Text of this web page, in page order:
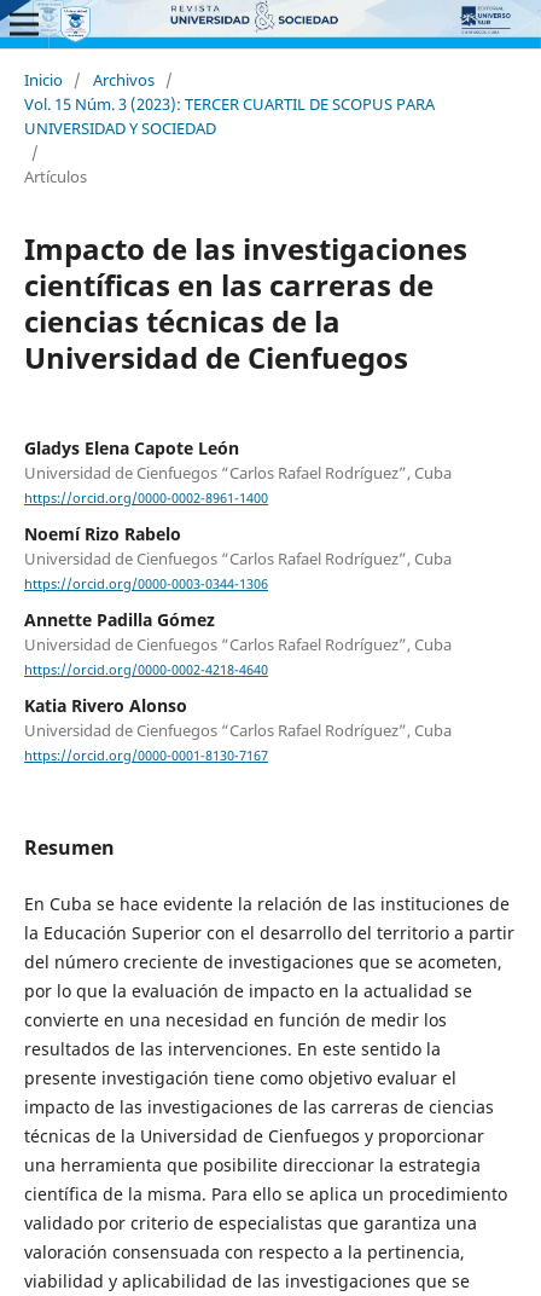
Inicio / Archivos /
Vol. 15 Núm. 3 (2023): TERCER CUARTIL DE SCOPUS PARA
UNIVERSIDAD Y SOCIEDAD
/
Artículos
Impacto de las investigaciones
científicas en las carreras de
ciencias técnicas de la
Universidad de Cienfuegos
Gladys Elena Capote León
Universidad de Cienfuegos “Carlos Rafael Rodríguez”, Cuba
https://orcid.org/0000-0002-8961-1400
Noemí Rizo Rabelo
Universidad de Cienfuegos “Carlos Rafael Rodríguez”, Cuba
https://orcid.org/0000-0003-0344-1306
Annette Padilla Gómez
Universidad de Cienfuegos “Carlos Rafael Rodríguez”, Cuba
https://orcid.org/0000-0002-4218-4640
Katia Rivero Alonso
Universidad de Cienfuegos “Carlos Rafael Rodríguez”, Cuba
https://orcid.org/0000-0001-8130-7167
Resumen
En Cuba se hace evidente la relación de las instituciones de
la Educación Superior con el desarrollo del territorio a partir
del número creciente de investigaciones que se acometen,
por lo que la evaluación de impacto en la actualidad se
convierte en una necesidad en función de medir los
resultados de las intervenciones. En este sentido la
presente investigación tiene como objetivo evaluar el
impacto de las investigaciones de las carreras de ciencias
técnicas de la Universidad de Cienfuegos y proporcionar
una herramienta que posibilite direccionar la estrategia
científica de la misma. Para ello se aplica un procedimiento
validado por criterio de especialistas que garantiza una
valoración consensuada con respecto a la pertinencia,
viabilidad y aplicabilidad de las investigaciones que se